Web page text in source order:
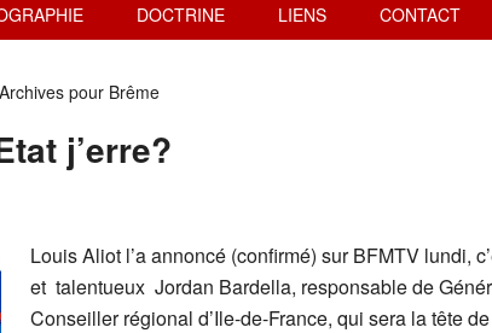
DOCTRINE LIENS CONTACT
Archives pour Brême
j’erre?
Louis Aliot l’a annoncé (confirmé) sur BFMTV lundi,
et talentueux Jordan Bardella, responsable de
Conseiller régional d’Ile-de-France, qui sera la tête